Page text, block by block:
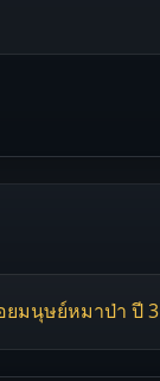
ยมนุษย์หมาป่า ปี 3